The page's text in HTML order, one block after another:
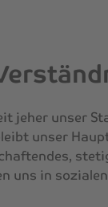
jeher unser
unser
uns in